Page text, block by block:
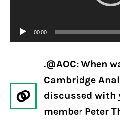
00:00
.@AOC: When
Cambridge
discussed with
member Peter